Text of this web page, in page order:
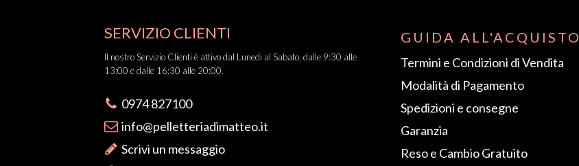
SERVIZIO CLIENTI
Il nostro Servizio Clienti è attivo dal Lunedi al Sabato, dalle 9:30 alle
13:00 e dalle 16:30 alle 20:00.
0974 827100
info@pelletteriadimatteo.it
Scrivi un messaggio
GUIDA ALL'ACQUISTO
Termini e Condizioni di Vendita
Modalità di Pagamento
Spedizioni e consegne
Garanzia
Reso e Cambio Gratuito